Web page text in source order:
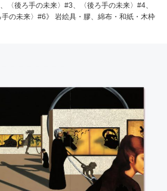
〈後ろ手の未来〉#3、〈後ろ手の未来〉#4、
手の未来〉#6》 岩絵具・膠、綿布・和紙・木枠